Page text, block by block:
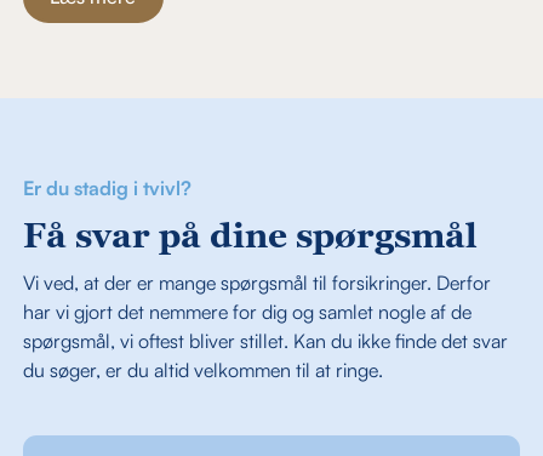
Er du stadig i tvivl?
Få svar på dine spørgsmål
Vi ved, at der er mange spørgsmål til forsikringer. Derfor
har vi gjort det nemmere for dig og samlet nogle af de
spørgsmål, vi oftest bliver stillet. Kan du ikke finde det svar
du søger, er du altid velkommen til at ringe.